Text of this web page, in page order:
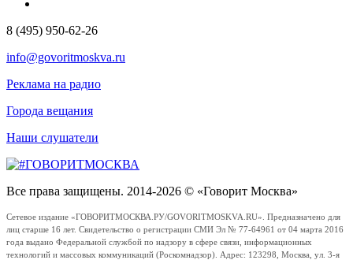
8 (495) 950-62-26
info@govoritmoskva.ru
Реклама на радио
Города вещания
Наши слушатели
Все права защищены. 2014-2026 © «Говорит Москва»
Сетевое издание «ГОВОРИТМОСКВА.РУ/GOVORITMOSKVA.RU». Предназначено для
лиц старше 16 лет. Свидетельство о регистрации СМИ Эл № 77-64961 от 04 марта 2016
года выдано Федеральной службой по надзору в сфере связи, информационных
технологий и массовых коммуникаций (Роскомнадзор). Адрес: 123298, Москва, ул. 3-я